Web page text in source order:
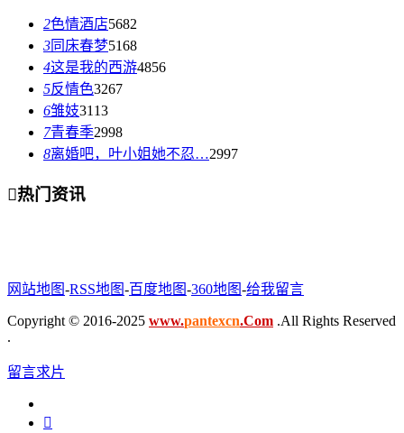
2色情酒店5682
3同床春梦5168
4这是我的西游4856
5反情色3267
6雏妓3113
7青春季2998
8离婚吧，叶小姐她不忍…2997
热门资讯
网站地图-RSS地图-百度地图-360地图-给我留言
Copyright © 2016-2025 www.pantexcn.Com .All Rights Reserved
.
留言求片
